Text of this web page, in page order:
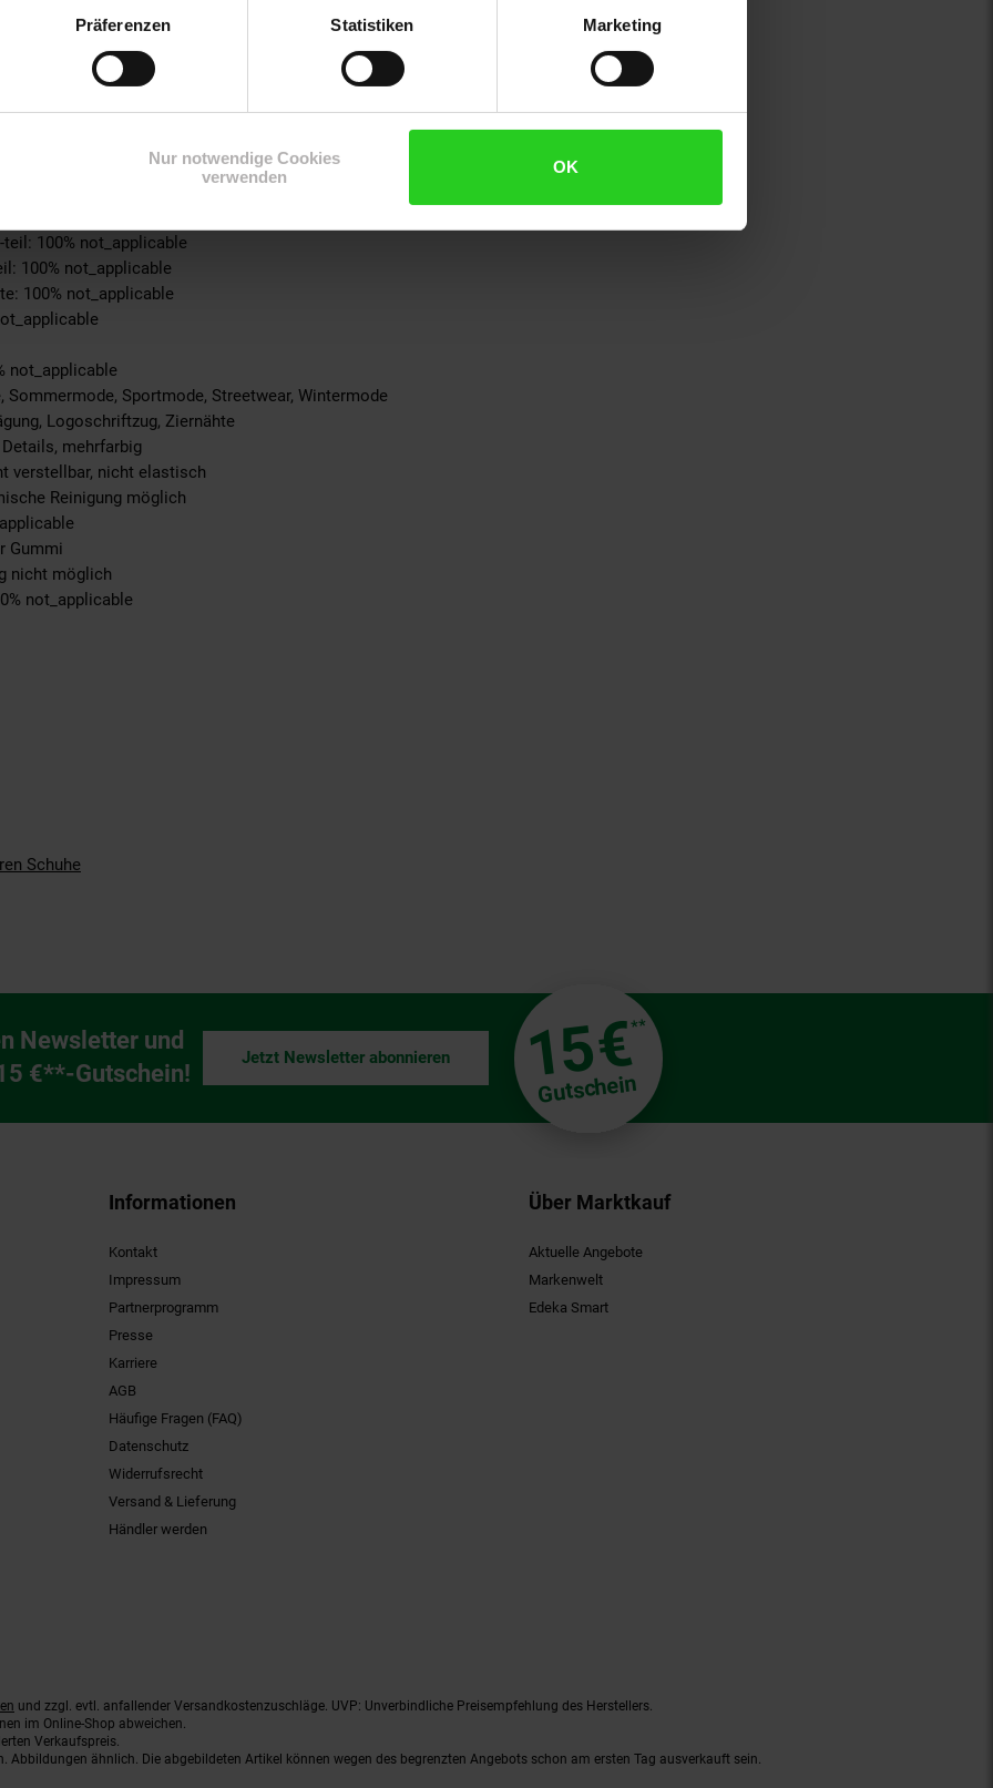
Präferenzen Statistiken Marketing
Nur notwendige Cookies
verwenden
OK
100% not_applicable
not_applicable
not_applicable
100% not_applicable
100% not_applicable
100% not_applicable
100% not_applicable
not_applicable
Sportmode, Streetwear, Wintermode
Logoschriftzug, Ziernähte
mehrfarbig
verstellbar, nicht elastisch
Reinigung möglich
Gummi
nicht möglich
not_applicable
Schuhe
Newsletter und
€**-Gutschein!
15€**
Gutschein
Jetzt Newsletter abonnieren
Informationen
Kontakt
Impressum
Partnerprogramm
Presse
Karriere
AGB
Häufige Fragen (FAQ)
Datenschutz
Widerrufsrecht
Versand & Lieferung
Händler werden
Über Marktkauf
Aktuelle Angebote
Markenwelt
Edeka Smart
und zzgl. evtl. anfallender Versandkostenzuschläge. UVP: Unverbindliche Preisempfehlung des Herstellers.
im Online-Shop abweichen.
Verkaufspreis.
ähnlich. Die abgebildeten Artikel können wegen des begrenzten Angebots schon am ersten Tag ausverkauft sein.